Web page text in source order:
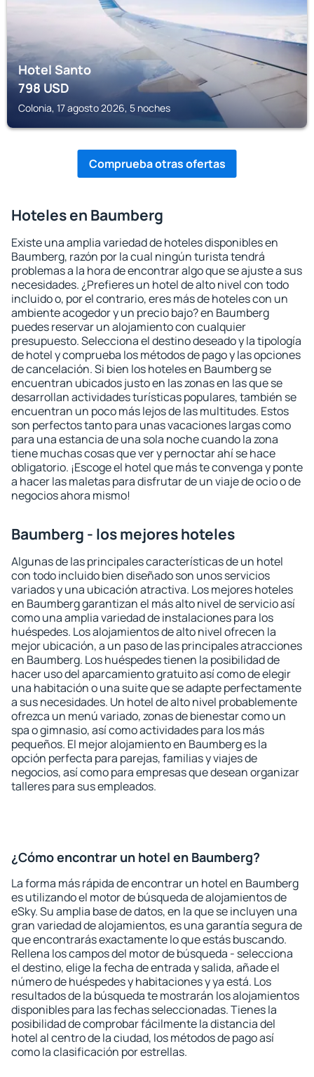
Hotel Santo
798USD
Colonia, 17 agosto 2026, 5 noches
Comprueba otras ofertas
Hoteles en Baumberg
Existe una amplia variedad de hoteles disponibles en
Baumberg, razón por la cual ningún turista tendrá
problemas a la hora de encontrar algo que se ajuste a sus
necesidades. ¿Prefieres un hotel de alto nivel con todo
incluido o, por el contrario, eres más de hoteles con un
ambiente acogedor y un precio bajo? en Baumberg
puedes reservar un alojamiento con cualquier
presupuesto. Selecciona el destino deseado y la tipología
de hotel y comprueba los métodos de pago y las opciones
de cancelación. Si bien los hoteles en Baumberg se
encuentran ubicados justo en las zonas en las que se
desarrollan actividades turísticas populares, también se
encuentran un poco más lejos de las multitudes. Estos
son perfectos tanto para unas vacaciones largas como
para una estancia de una sola noche cuando la zona
tiene muchas cosas que ver y pernoctar ahí se hace
obligatorio. ¡Escoge el hotel que más te convenga y ponte
a hacer las maletas para disfrutar de un viaje de ocio o de
negocios ahora mismo!
Baumberg - los mejores hoteles
Algunas de las principales características de un hotel
con todo incluido bien diseñado son unos servicios
variados y una ubicación atractiva. Los mejores hoteles
en Baumberg garantizan el más alto nivel de servicio así
como una amplia variedad de instalaciones para los
huéspedes. Los alojamientos de alto nivel ofrecen la
mejor ubicación, a un paso de las principales atracciones
en Baumberg. Los huéspedes tienen la posibilidad de
hacer uso del aparcamiento gratuito así como de elegir
una habitación o una suite que se adapte perfectamente
a sus necesidades. Un hotel de alto nivel probablemente
ofrezca un menú variado, zonas de bienestar como un
spa o gimnasio, así como actividades para los más
pequeños. El mejor alojamiento en Baumberg es la
opción perfecta para parejas, familias y viajes de
negocios, así como para empresas que desean organizar
talleres para sus empleados.
¿Cómo encontrar un hotel en Baumberg?
La forma más rápida de encontrar un hotel en Baumberg
es utilizando el motor de búsqueda de alojamientos de
eSky. Su amplia base de datos, en la que se incluyen una
gran variedad de alojamientos, es una garantía segura de
que encontrarás exactamente lo que estás buscando.
Rellena los campos del motor de búsqueda - selecciona
el destino, elige la fecha de entrada y salida, añade el
número de huéspedes y habitaciones y ya está. Los
resultados de la búsqueda te mostrarán los alojamientos
disponibles para las fechas seleccionadas. Tienes la
posibilidad de comprobar fácilmente la distancia del
hotel al centro de la ciudad, los métodos de pago así
como la clasificación por estrellas.